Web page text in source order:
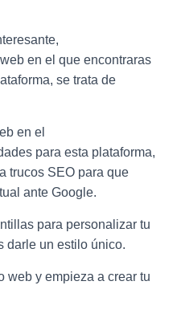
en el que encontraras
se trata de
en el
para esta plataforma,
trucos SEO para que
ante Google.
para personalizar tu
darle un estilo único.
web y empieza a crear tu